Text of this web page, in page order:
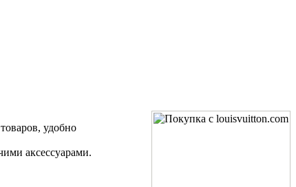
удобно
аксессуарами.